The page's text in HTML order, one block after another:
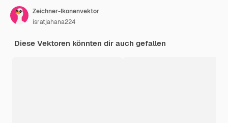
Zeichner-Ikonenvektor
isratjahana224
Diese Vektoren könnten dir auch gefallen